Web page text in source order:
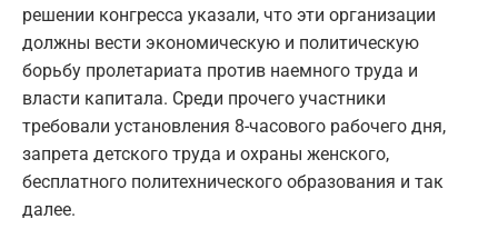
решении конгресса указали, что эти организации
должны вести экономическую и политическую
борьбу пролетариата против наемного труда и
власти капитала. Среди прочего участники
требовали установления 8-часового рабочего дня,
запрета детского труда и охраны женского,
бесплатного политехнического образования и так
далее.